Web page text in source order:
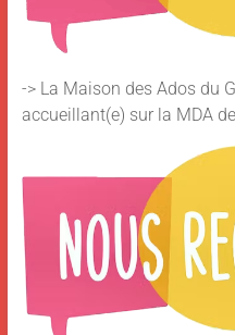
-> La Maison des Ados du
accueillant(e) sur la MDA